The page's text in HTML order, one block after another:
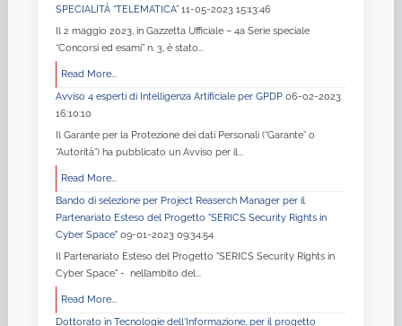
SPECIALITÀ “TELEMATICA” 11-05-2023 15:13:46
Il 2 maggio 2023, in Gazzetta Ufficiale – 4a Serie speciale
“Concorsi ed esami” n. 3, è stato...
Read More...
Avviso 4 esperti di Intelligenza Artificiale per GPDP 06-02-2023
16:10:10
Il Garante per la Protezione dei dati Personali (“Garante” o
“Autorità”) ha pubblicato un Avviso per il...
Read More...
Bando di selezione per Project Reaserch Manager per il
Partenariato Esteso del Progetto "SERICS Security Rights in
Cyber Space" 09-01-2023 09:34:54
Il Partenariato Esteso del Progetto "SERICS Security Rights in
Cyber Space" - nell’ambito del...
Read More...
Dottorato in Tecnologie dell'Informazione, per il progetto